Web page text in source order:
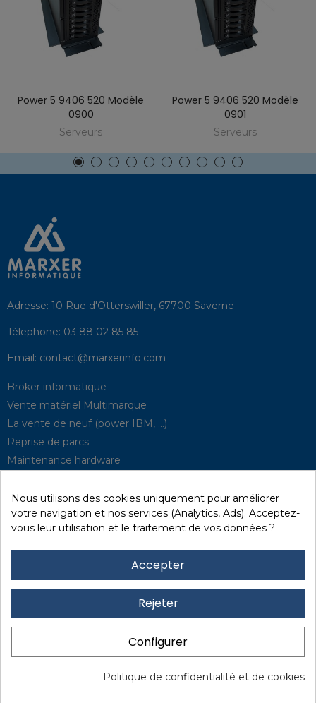
Power 5 9406 520 Modèle
0900
Serveurs
Power 5 9406 520 Modèle
0901
Serveurs
Adresse: 10 Rue d'Otterswiller, 67700 Saverne
Télephone: 03 88 02 85 85
Email: contact@marxerinfo.com​
Broker informatique
Vente matériel Multimarque
La vente de neuf (power IBM, …)
Reprise de parcs
Maintenance hardware
Solutions de P.R.A
Quick / EDD, Syncsort
Location
IProtection des donnéesI
Nous utilisons des cookies uniquement pour améliorer
votre navigation et nos services (Analytics, Ads). Acceptez-
vous leur utilisation et le traitement de vos données ?
Accepter
Rejeter
Configurer
Politique de confidentialité et de cookies